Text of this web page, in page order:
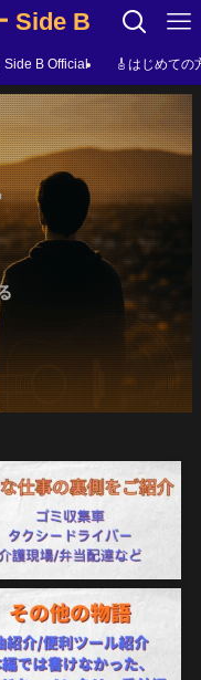
Side B
Side B Official 🎸はじめての